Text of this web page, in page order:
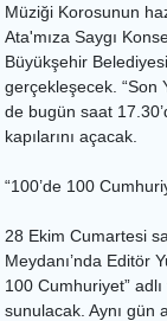
Müziği Korosunun
Ata'mıza Saygı
Büyükşehir
gerçekleşecek. “Son
de bugün saat
kapılarını açacak.
“100’de 100
28 Ekim Cumartesi
Meydanı’nda Editör
100 Cumhuriyet”
sunulacak. Aynı gün